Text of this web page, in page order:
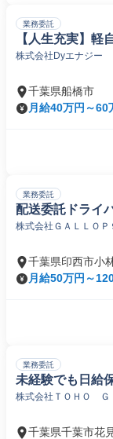
業務委託
【人生充実】軽
株式会社Dyエナジー
千葉県船橋市
月給40万円～60
業務委託
配送委託ドライ
株式会社ＧＡＬＬＯＰ
千葉県印西市小
月給50万円～
業務委託
未経験でも日給
株式会社ＴＯＨＯ Ｇ
千葉県千葉市花